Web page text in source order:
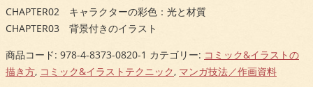
CHAPTER02 キャラクターの彩色：光と材質
CHAPTER03 背景付きのイラスト
商品コード: 978-4-8373-0820-1 カテゴリー: コミック&イラストの
描き方, コミック&イラストテクニック, マンガ技法／作画資料